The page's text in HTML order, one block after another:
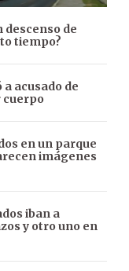
descenso de
tiempo?
acusado de
cuerpo
en un parque
imágenes
iban a
y otro uno en